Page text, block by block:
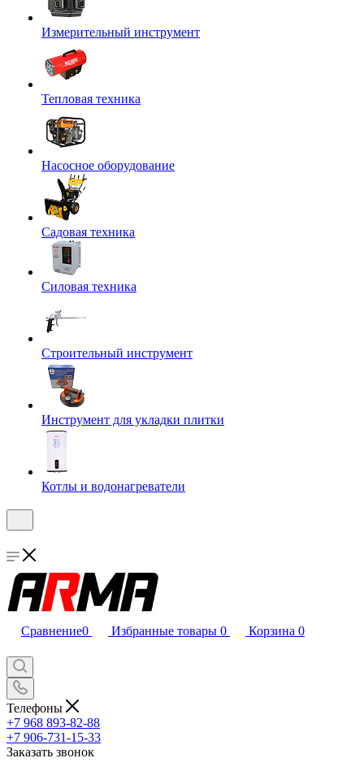
Измерительный инструмент
Тепловая техника
Насосное оборудование
Садовая техника
Силовая техника
Строительный инструмент
Инструмент для укладки плитки
Котлы и водонагреватели
Сравнение0 Избранные товары 0 Корзина 0
Телефоны
+7 968 893-82-88
+7 906-731-15-33
Заказать звонок